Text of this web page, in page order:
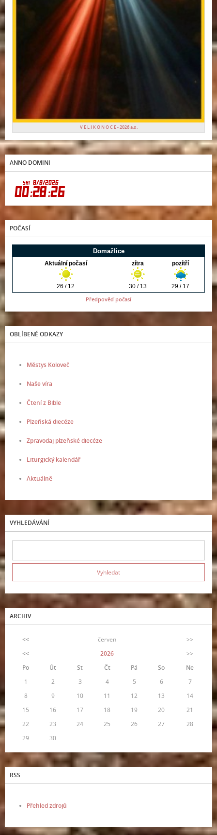
V E L I K O N O C E - 2026 a.d.
ANNO DOMINI
POČASÍ
Předpověď počasí
OBLÍBENÉ ODKAZY
Městys Koloveč
Naše víra
Čtení z Bible
Plzeňská diecéze
Zpravodaj plzeňské diecéze
Liturgický kalendář
Aktuálně
VYHLEDÁVÁNÍ
ARCHIV
<< červen
>>
<<
2026
>>
Po
Út St Čt Pá So
Ne
1
2 3 4 5 6
7
8
9 10 11 12 13
14
15
16 17 18 19 20
21
22
23 24 25 26 27
28
29
30
RSS
Přehled zdrojů